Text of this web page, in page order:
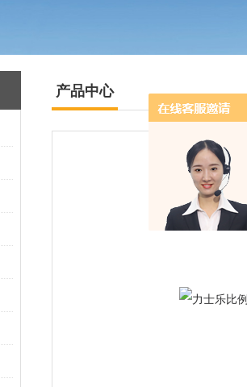
产品中心